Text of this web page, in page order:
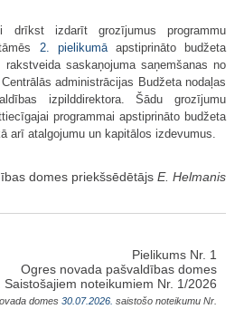
drīkst izdarīt grozījumus programmu
2. pielikumāapstiprināto budžeta
saskaņojuma saņemšanas no
administrācijas Budžeta nodaļas
izpilddirektora. Šādu grozījumu
programmai apstiprināto budžeta
arī atalgojumu un kapitālos izdevumus.
domes priekšsēdētājs E. Helmanis
Pielikums Nr. 1
Ogres novada pašvaldības domes
Saistošajiem noteikumiem Nr. 1/2026
domes 30.07.2026. saistošo noteikumu Nr.